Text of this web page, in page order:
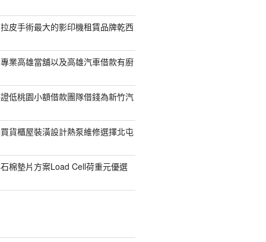
皮手術最大的影印機租賃品牌乾西
業高雄當舖以及高雄汽車借款有廚
低桃園小額借款團隊借錢為新竹汽
貨櫃屋裝潢設計熱泵維修選擇北屯
棉墊片方案Load Cell荷重元優選